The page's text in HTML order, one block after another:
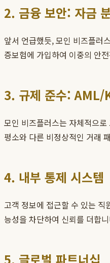
2. 금융 보안: 자금
앞서 언급했듯, 모인 비즈플러
증보험에 가입하여 이중의 안
3. 규제 준수: AML/
모인 비즈플러스는 자체적으
평소와 다른 비정상적인 거래
4. 내부 통제 시스템
고객 정보에 접근할 수 있는 직
능성을 차단하여 신뢰를 더합
5. 글로벌 파트너십